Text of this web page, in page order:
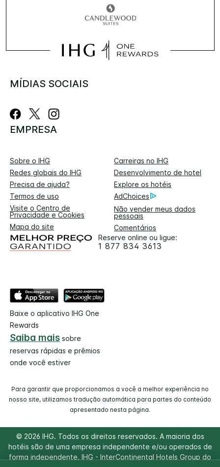
MÍDIAS SOCIAIS
EMPRESA
Sobre o IHG
Carreiras no IHG
Redes globais do IHG
Desenvolvimento de hotel
Precisa de ajuda?
Explore os hotéis
Termos de uso
AdChoices
Visite o Centro de
Privacidade e Cookies
Não vender meus dados
pessoais
Mapa do site
Comentários
Reserve online ou ligue:
1 877 834 3613
Baixe o aplicativo IHG One
Rewards
Saiba mais sobre
reservas rápidas e prêmios
onde você estiver
Para garantir que proporcionamos a você a melhor experiência no
nosso site, utilizamos tradução automática para partes do conteúdo
apresentado nesta página.
© 2026 IHG. Todos os direitos reservados. A maioria dos
hotéis são de uma empresa independente e/ou operados de
forma independente. IHG - InterContinental Hotels Group do